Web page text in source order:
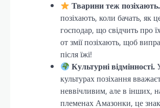
Тварини теж позіхають.
позіхають, коли бачать, як
господар, що свідчить про
от змії позіхають, щоб
після їжі!
Культурні відмінності.
культурах позіхання
неввічливим, але в інших,
племенах Амазонки, це